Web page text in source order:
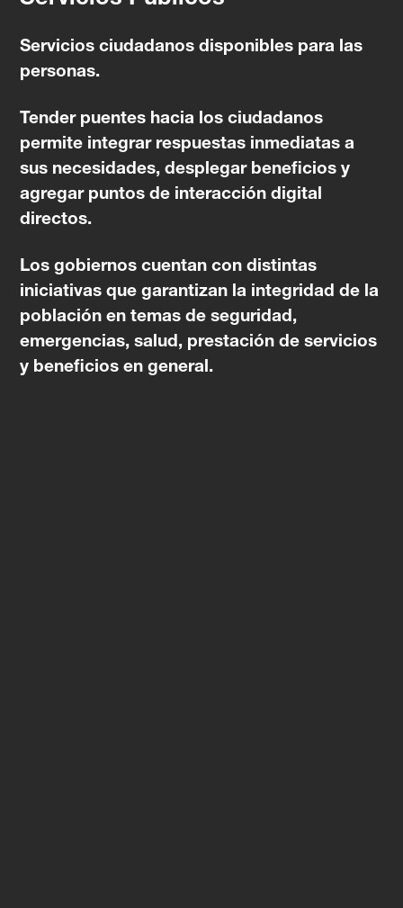
Servicios ciudadanos disponibles para las
personas.
Tender puentes hacia los ciudadanos
permite integrar respuestas inmediatas a
sus necesidades, desplegar beneficios y
agregar puntos de interacción digital
directos.
Los gobiernos cuentan con distintas
iniciativas que garantizan la integridad de la
población en temas de seguridad,
emergencias, salud, prestación de servicios
y beneficios en general.